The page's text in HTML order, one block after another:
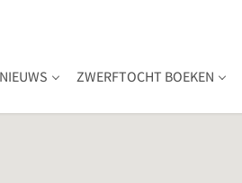
NIEUWS ZWERFTOCHT BOEKEN